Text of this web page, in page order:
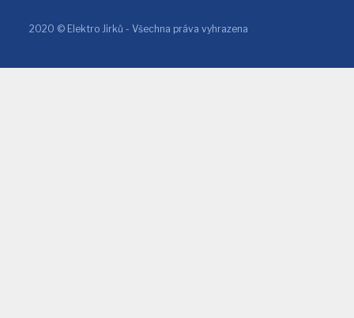
2020 © Elektro Jirků - Všechna práva vyhrazena